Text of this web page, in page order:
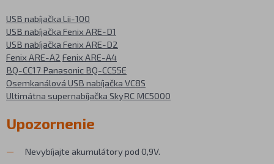
USB nabíjačka Lii-100
USB nabíjačka Fenix ARE-D1
USB nabíjačka Fenix ARE-D2
Fenix ARE-A2 Fenix ARE-A4
BQ-CC17 Panasonic BQ-CC55E
Osemkanálová USB nabíjačka VC8S
Ultimátna supernabíjačka SkyRC MC5000
Upozornenie
Nevybíjajte akumulátory pod 0,9V.